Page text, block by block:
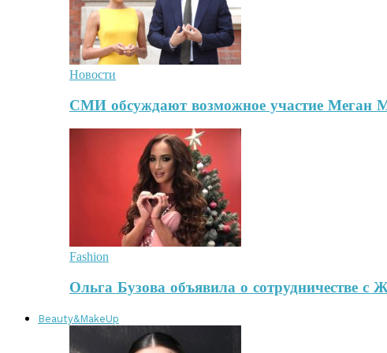
Новости
СМИ обсуждают возможное участие Меган
Fashion
Ольга Бузова объявила о сотрудничестве
Beauty&MakeUp